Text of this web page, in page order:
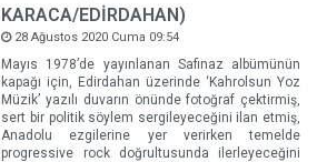
KARACA/EDİRDAHAN)
28 Ağustos 2020 Cuma 09:54
Mayıs 1978’de yayınlanan Safinaz albümünün
kapağı için, Edirdahan üzerinde ‘Kahrolsun Yoz
Müzik’ yazılı duvarın önünde fotoğraf çektirmiş,
sert bir politik söylem sergileyeceğini ilan etmiş,
Anadolu ezgilerine yer verirken temelde
progressive rock doğrultusunda ilerleyeceğini